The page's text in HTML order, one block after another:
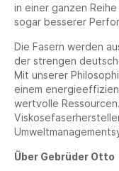
in einer ganzen
sogar besserer
Die Fasern werden
der strengen
Mit unserer
einem
wertvolle
Über Gebrüder Otto